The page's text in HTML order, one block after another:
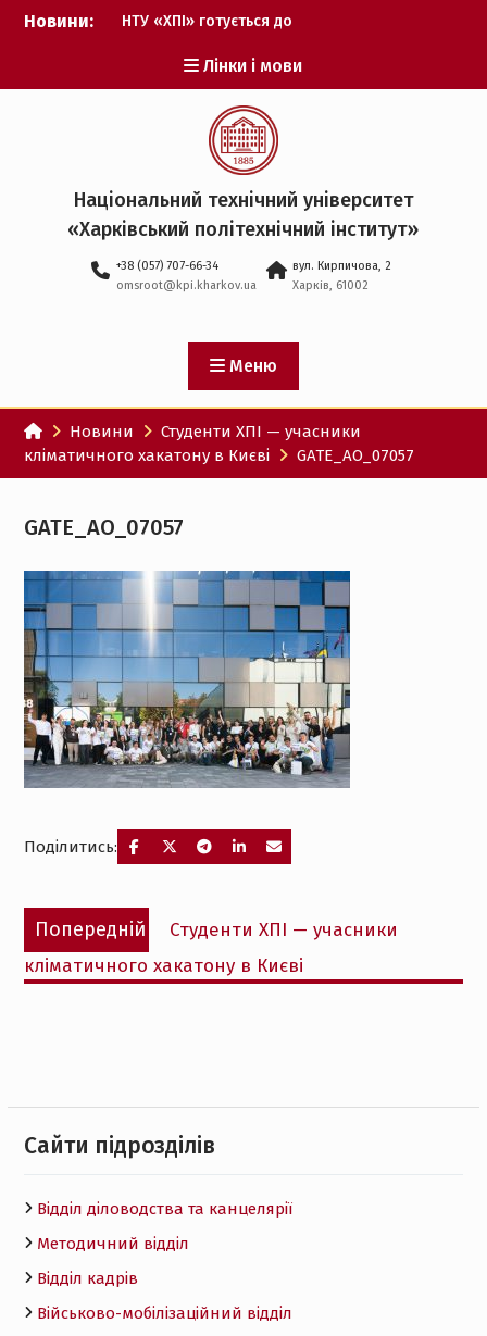
Перейти
Новини:
НТУ «ХПІ» готується до
Музичні таланти ХПІ
запрошуються на
Всеукраїнський
фестиваль «Червона
рута – 2027»
ХПІ уклав угоду про
партнерство з ДержНДІ
технологій кібербезпеки
Головнокомандувачем
Збройних Сил України
участю ХПІ обговорили
перспективи українсько-
іспанського
технологічного
партнерства
Лінки і мови
Національний технічний університет
«Харківський політехнічний iнститут»
+38 (057) 707-66-34
omsroot@kpi.kharkov.ua
вул. Кирпичова, 2
Харків, 61002
Меню
Новини
Студенти ХПІ — учасники
кліматичного хакатону в Києві
GATE_AO_07057
GATE_AO_07057
Поділитись:
Навігація
записів
Попередній
Попередній
запис:
Студенти ХПІ — учасники
кліматичного хакатону в Києві
Cайти підрозділів
Відділ діловодства та канцелярії
Методичний відділ
Відділ кадрів
Військово-мобілізаційний відділ